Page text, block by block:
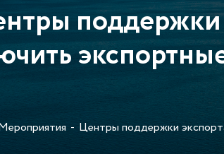
Центры поддержки